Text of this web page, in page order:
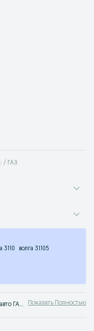
ГАЗ
3110
волга 31105
Купить ГАЗ 31022 в Узбекистане ✔ Цена на авто ГАЗ 31022 б/у ☝ Большой выбор поддержанных автомобилей по выгодным ценам на OLX.uz Показать Полностью